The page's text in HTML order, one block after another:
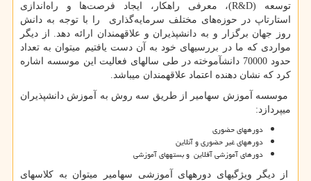
توسعه (R&D)، معرفی راهکار، ایجاد فرصت‌ها و راه‌اندازی
استارتاپ‌ در حوزه‌های مختلف سرمایه‌گذاری را با توجه به دانش
روز جهان برگزار و به دانش­پذیران و علاقه­مندان ارائه دهد. از دیگر
مواردی که ما در بررسی­های خود به آن دست یافتیم میتوان به تعداد
حدود 70000 دانش­آموخته در طی سال­های فعالیت این موسسه اشاره
کرد که نشان دهنده اعتماد علاقه­مندان می­باشد.
موسسه آموزش سهامیر از طریق سه روش به آموزش دانش­پذیران
می­پردازد:
دوره­های حضوری
دوره­های غیر حضوری و آنلاین
دورهای آموزشی آفلاین و بسته­های آموزشی
از دیگر ویژگی­های دوره­های آموزشی سهامیر می­توان به کلاس­های